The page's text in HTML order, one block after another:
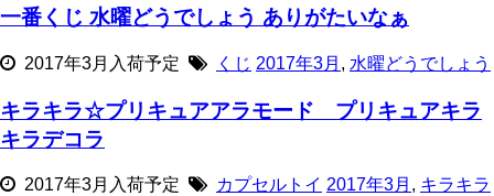
一番くじ 水曜どうでしょう ありがたいなぁ
くじ 2017年3月 , 水曜どうでしょう
キラキラ☆プリキュアアラモード プリキュアキラ
キラデコラ
カプセルトイ 2017年3月 , キラキラ